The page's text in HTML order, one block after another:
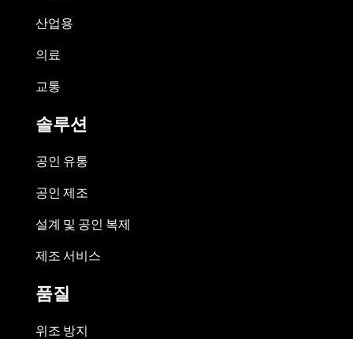
산업용
의료
교통
솔루션
공인 유통
공인 제조
설계 및 공인 복제
제조 서비스
품질
위조 방지